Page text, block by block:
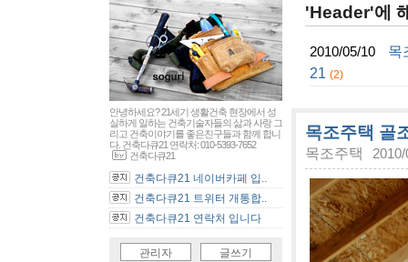
'Header'에
2010/05/10
목
21 (2)
목조주택 골
목조주택
안녕하세요? 21세기 생활건축 현장에서 성
실하게 일하는 건축기술자들의 삶과 사랑 그
리고 건축이야기를 좋은친구들과 함께 합니
다. 건축다큐21 연락처: 010-5393-7652
건축다큐21
건축다큐21 네이버카페 입..
건축다큐21 트위터 개통합..
건축다큐21 연락처 입니다
관리자 글쓰기